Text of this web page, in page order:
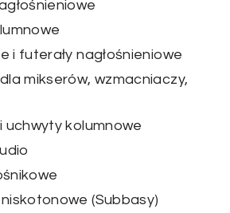
i futerały nagłośnieniowe
mikserów, wzmacniaczy,
uchwyty kolumnowe
(Subbasy)